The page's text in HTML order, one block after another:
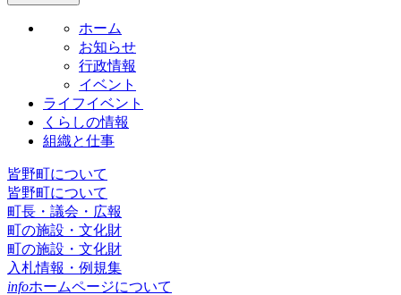
ホーム
お知らせ
行政情報
イベント
ライフイベント
くらしの情報
組織と仕事
皆野町について
皆野町について
町長・議会・広報
町の施設・文化財
町の施設・文化財
入札情報・例規集
infoホームページについて